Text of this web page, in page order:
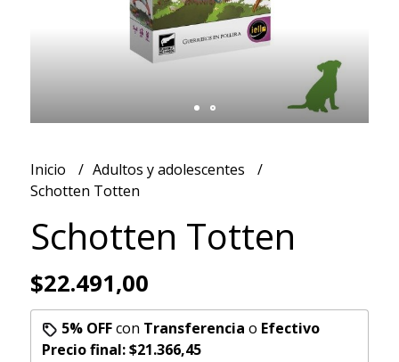
Inicio
Adultos y adolescentes
Schotten Totten
Schotten Totten
$22.491,00
5% OFFcon Transferencia o Efectivo
Precio final:$21.366,45